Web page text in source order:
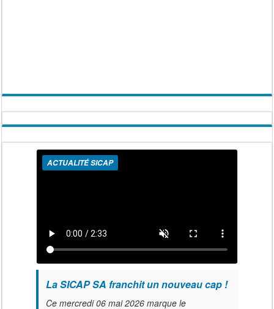
ACTUALITÉ SICAP
La SICAP SA franchit un nouveau cap !
Ce mercredi 06 mai 2026 marque le